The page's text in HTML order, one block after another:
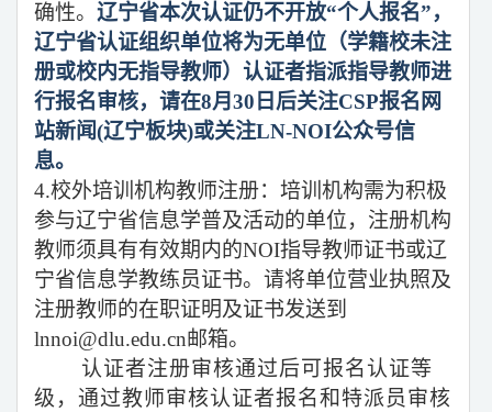
确性。 辽宁省本次认证仍不开放“个人报名”，
辽宁省认证组织单位将为无单位（学籍校未注
册或校内无指导教师）认证者指派指导教师进
行报名审核，请在8月30日后关注CSP报名网
站新闻(辽宁板块)或关注LN-NOI公众号信
息。
4.校外培训机构教师注册：培训机构需为积极
参与辽宁省信息学普及活动的单位，注册机构
教师须具有有效期内的NOI指导教师证书或辽
宁省信息学教练员证书。请将单位营业执照及
注册教师的在职证明及证书发送到
lnnoi@dlu.edu.cn邮箱。
认证者注册审核通过后可报名认证等
级，通过教师审核认证者报名和特派员审核